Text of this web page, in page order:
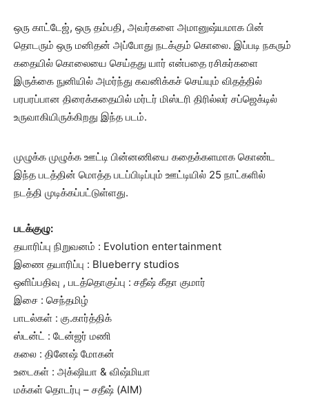
ஒரு காட்டேஜ், ஒரு தம்பதி, அவர்களை அமானுஷ்யமாக பின்
தொடரும் ஒரு மனிதன் அப்போது நடக்கும் கொலை. இப்படி நகரும்
கதையில் கொலையை செய்தது யார் என்பதை ரசிகர்களை
இருக்கை நுனியில் அமர்ந்து கவனிக்கச் செய்யும் விதத்தில்
பரபரப்பான திரைக்கதையில் மர்டர் மிஸ்டரி திரில்லர் சப்ஜெக்டில்
உருவாகியிருக்கிறது இந்த படம்.
முழுக்க முழுக்க ஊட்டி பின்னணியை கதைக்களமாக கொண்ட
இந்த படத்தின் மொத்த படப்பிடிப்பும் ஊட்டியில் 25 நாட்களில்
நடத்தி முடிக்கப்பட்டுள்ளது.
படக்குழு:
தயாரிப்பு நிறுவனம் : Evolution entertainment
இணை தயாரிப்பு : Blueberry studios
ஒளிப்பதிவு , படத்தொகுப்பு : சதீஷ் கீதா குமார்
இசை : செந்தமிழ்
பாடல்கள் : கு.கார்த்திக்
ஸ்டன்ட் : டேன்ஜர் மணி
கலை : தினேஷ் மோகன்
உடைகள் : அக்‌ஷியா & விஷ்மியா
மக்கள் தொடர்பு – சதீஷ் (AIM)